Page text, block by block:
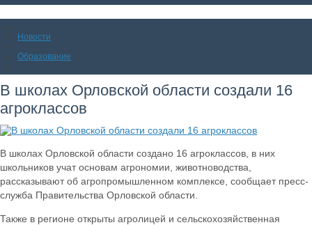
Новости
Образование
В школах Орловской области создали 16
агроклассов
В школах Орловской области создано 16 агроклассов, в них
школьников учат основам агрономии, животноводства,
рассказывают об агропромышленном комплексе, сообщает пресс-
служба Правительства Орловской области.
Также в регионе открыты агролицей и сельскохозяйственная